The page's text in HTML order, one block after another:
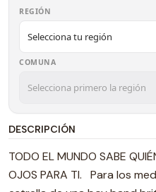
REGIÓN
COMUNA
DESCRIPCIÓN
TODO EL MUNDO SABE
OJOS PARA TI. Para los